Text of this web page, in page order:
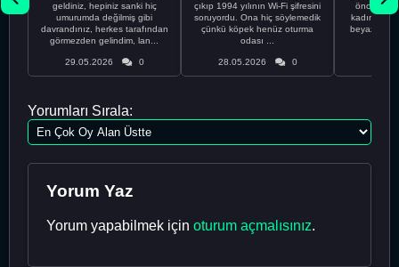
geldiniz, hepiniz sanki hiç
umurumda değilmiş gibi
davrandınız, herkes tarafından
görmezden gelindim, lan...
29.05.2026 0
çıkıp 1994 yılının Wi-Fi şifresini
soruyordu. Ona hiç söylemedik
çünkü köpek henüz oturma
odası ...
28.05.2026 0
önce
kadınla
beyaz
Yorumları Sırala:
Yorum Yaz
Yorum yapabilmek için oturum açmalısınız.